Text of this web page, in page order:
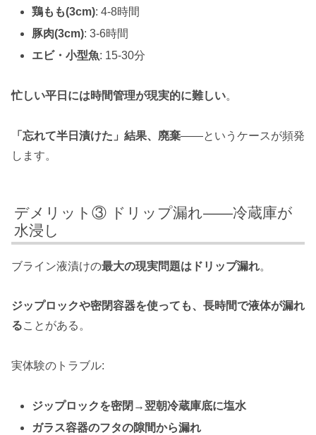
鶏もも(3cm): 4-8時間
豚肉(3cm): 3-6時間
エビ・小型魚: 15-30分
忙しい平日には時間管理が現実的に難しい。
「忘れて半日漬けた」結果、廃棄——というケースが頻発
します。
デメリット③ ドリップ漏れ——冷蔵庫が
水浸し
ブライン液漬けの最大の現実問題はドリップ漏れ。
ジップロックや密閉容器を使っても、長時間で液体が漏れ
ることがある。
実体験のトラブル:
ジップロックを密閉→翌朝冷蔵庫底に塩水
ガラス容器のフタの隙間から漏れ